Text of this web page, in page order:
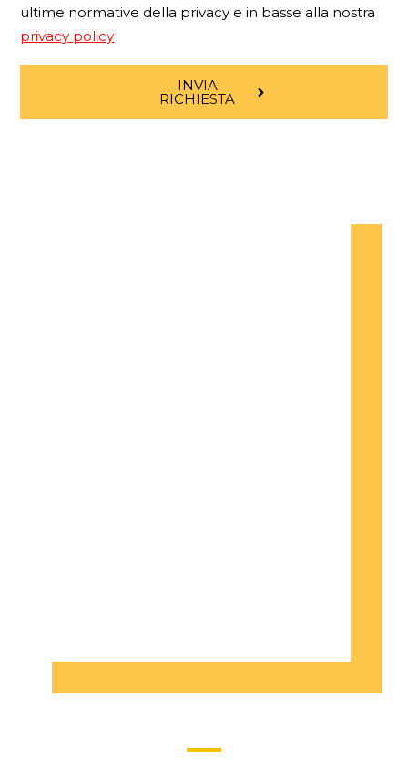
ultime normative della privacy e in basse alla nostra
privacy policy
INVIA
RICHIESTA